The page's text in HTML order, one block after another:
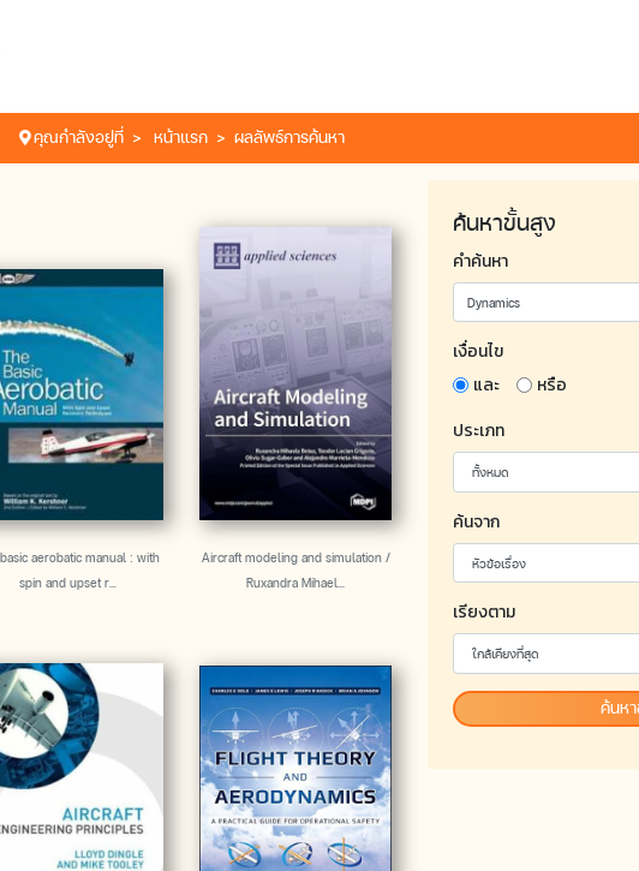
คุณกำลังอยู่ที่ หน้าแรก ผลลัพธ์การค้นหา
aerobatic manual : with
spin and upset r...
Aircraft modeling and simulation /
Ruxandra Mihael...
ค้นหาขั้นสูง
คำค้นหา
เงื่อนไข
และ
หรือ
ประเภท
ค้นจาก
เรียงตาม